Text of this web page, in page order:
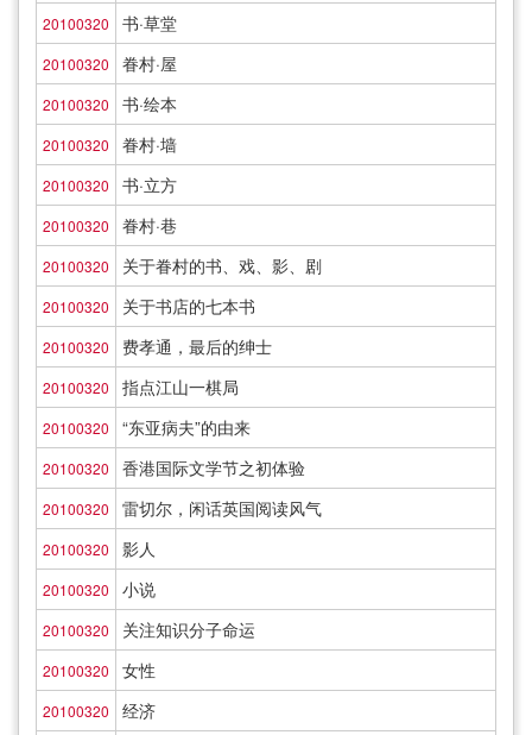
20100320 书·草堂
20100320 眷村·屋
20100320 书·绘本
20100320 眷村·墙
20100320 书·立方
20100320 眷村·巷
20100320 关于眷村的书、戏、影、剧
20100320 关于书店的七本书
20100320 费孝通，最后的绅士
20100320 指点江山一棋局
20100320 “东亚病夫”的由来
20100320 香港国际文学节之初体验
20100320 雷切尔，闲话英国阅读风气
20100320 影人
20100320 小说
20100320 关注知识分子命运
20100320 女性
20100320 经济